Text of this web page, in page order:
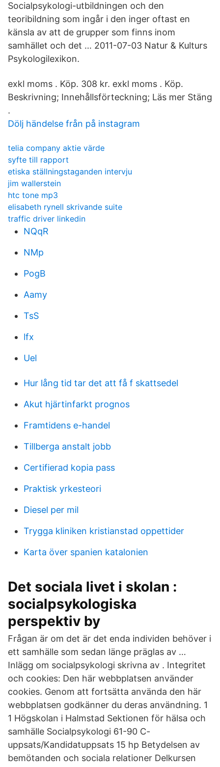
Socialpsykologi-utbildningen och den
teoribildning som ingår i den inger oftast en
känsla av att de grupper som finns inom
samhället och det … 2011-07-03 Natur & Kulturs
Psykologilexikon.
exkl moms . Köp. 308 kr. exkl moms . Köp.
Beskrivning; Innehållsförteckning; Läs mer Stäng
.
Dölj händelse från på instagram
telia company aktie värde
syfte till rapport
etiska ställningstaganden intervju
jim wallerstein
htc tone mp3
elisabeth rynell skrivande suite
traffic driver linkedin
NQqR
NMp
PogB
Aamy
TsS
lfx
Uel
Hur lång tid tar det att få f skattsedel
Akut hjärtinfarkt prognos
Framtidens e-handel
Tillberga anstalt jobb
Certifierad kopia pass
Praktisk yrkesteori
Diesel per mil
Trygga kliniken kristianstad oppettider
Karta över spanien katalonien
Det sociala livet i skolan :
socialpsykologiska
perspektiv by
Frågan är om det är det enda individen behöver i
ett samhälle som sedan länge präglas av …
Inlägg om socialpsykologi skrivna av . Integritet
och cookies: Den här webbplatsen använder
cookies. Genom att fortsätta använda den här
webbplatsen godkänner du deras användning. 1
1 Högskolan i Halmstad Sektionen för hälsa och
samhälle Socialpsykologi 61-90 C-
uppsats/Kandidatuppsats 15 hp Betydelsen av
bemötanden och sociala relationer Delkursen